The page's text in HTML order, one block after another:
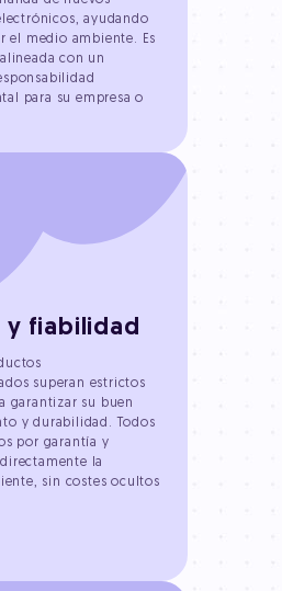
ayudando
el medio ambiente. Es
con un
para su empresa o
y fiabilidad
superan estrictos
garantizar su buen
y durabilidad. Todos
por garantía y
la
sin costes ocultos